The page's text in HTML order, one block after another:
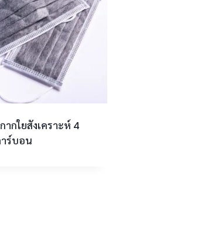
ากใยสังเคราะห์ 4
ร์บอน